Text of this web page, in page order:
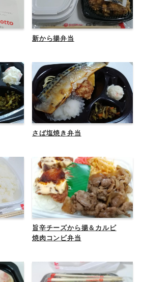
新から揚弁当
さば塩焼き弁当
旨辛チーズから揚＆カルビ
焼肉コンビ弁当